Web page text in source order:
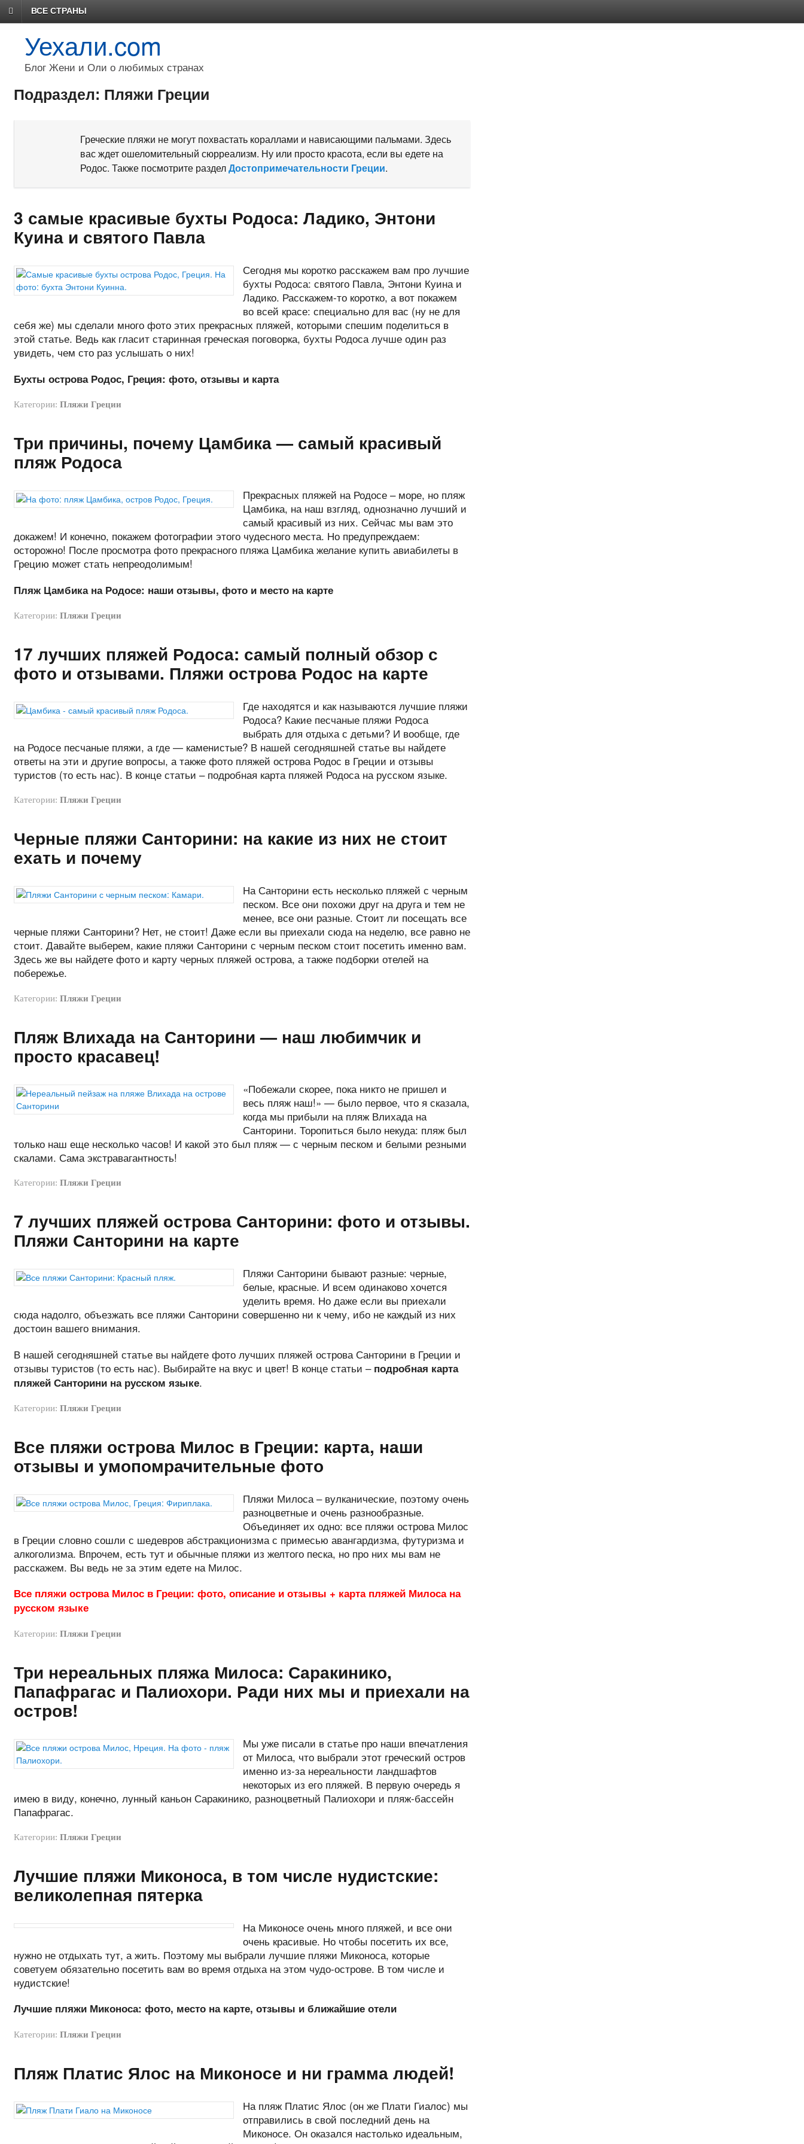
ВСЕ СТРАНЫ
Уехали.com
Блог Жени и Оли о любимых странах
Подраздел: Пляжи Греции
Греческие пляжи не могут похвастать кораллами и нависающими пальмами. Здесь
вас ждет ошеломительный сюрреализм. Ну или просто красота, если вы едете на
Родос. Также посмотрите разделДостопримечательности Греции.
3 самые красивые бухты Родоса: Ладико, Энтони
Куина и святого Павла
Сегодня мы коротко расскажем вам про лучшие
бухты Родоса: святого Павла, Энтони Куина и
Ладико. Расскажем-то коротко, а вот покажем
во всей красе: специально для вас (ну не для
себя же) мы сделали много фото этих прекрасных пляжей, которыми спешим поделиться в
этой статье. Ведь как гласит старинная греческая поговорка, бухты Родоса лучше один раз
увидеть, чем сто раз услышать о них!
Бухты острова Родос, Греция: фото, отзывы и карта
Категории: Пляжи Греции
Три причины, почему Цамбика — самый красивый
пляж Родоса
Прекрасных пляжей на Родосе – море, но пляж
Цамбика, на наш взгляд, однозначно лучший и
самый красивый из них. Сейчас мы вам это
докажем! И конечно, покажем фотографии этого чудесного места. Но предупреждаем:
осторожно! После просмотра фото прекрасного пляжа Цамбика желание купить авиабилеты в
Грецию может стать непреодолимым!
Пляж Цамбика на Родосе: наши отзывы, фото и место на карте
Категории: Пляжи Греции
17 лучших пляжей Родоса: самый полный обзор с
фото и отзывами. Пляжи острова Родос на карте
Где находятся и как называются лучшие пляжи
Родоса? Какие песчаные пляжи Родоса
выбрать для отдыха с детьми? И вообще, где
на Родосе песчаные пляжи, а где — каменистые? В нашей сегодняшней статье вы найдете
ответы на эти и другие вопросы, а также фото пляжей острова Родос в Греции и отзывы
туристов (то есть нас). В конце статьи – подробная карта пляжей Родоса на русском языке.
Категории: Пляжи Греции
Черные пляжи Санторини: на какие из них не стоит
ехать и почему
На Санторини есть несколько пляжей с черным
песком. Все они похожи друг на друга и тем не
менее, все они разные. Стоит ли посещать все
черные пляжи Санторини? Нет, не стоит! Даже если вы приехали сюда на неделю, все равно не
стоит. Давайте выберем, какие пляжи Санторини с черным песком стоит посетить именно вам.
Здесь же вы найдете фото и карту черных пляжей острова, а также подборки отелей на
побережье.
Категории: Пляжи Греции
Пляж Влихада на Санторини — наш любимчик и
просто красавец!
«Побежали скорее, пока никто не пришел и
весь пляж наш!» — было первое, что я сказала,
когда мы прибыли на пляж Влихада на
Санторини. Торопиться было некуда: пляж был
только наш еще несколько часов! И какой это был пляж — с черным песком и белыми резными
скалами. Сама экстравагантность!
Категории: Пляжи Греции
7 лучших пляжей острова Санторини: фото и отзывы.
Пляжи Санторини на карте
Пляжи Санторини бывают разные: черные,
белые, красные. И всем одинаково хочется
уделить время. Но даже если вы приехали
сюда надолго, объезжать все пляжи Санторини совершенно ни к чему, ибо не каждый из них
достоин вашего внимания.
В нашей сегодняшней статье вы найдете фото лучших пляжей острова Санторини в Греции и
отзывы туристов (то есть нас). Выбирайте на вкус и цвет! В конце статьи – подробная карта
пляжей Санторини на русском языке.
Категории: Пляжи Греции
Все пляжи острова Милос в Греции: карта, наши
отзывы и умопомрачительные фото
Пляжи Милоса – вулканические, поэтому очень
разноцветные и очень разнообразные.
Объединяет их одно: все пляжи острова Милос
в Греции словно сошли с шедевров абстракционизма с примесью авангардизма, футуризма и
алкоголизма. Впрочем, есть тут и обычные пляжи из желтого песка, но про них мы вам не
расскажем. Вы ведь не за этим едете на Милос.
Все пляжи острова Милос в Греции: фото, описание и отзывы + карта пляжей Милоса на
русском языке
Категории: Пляжи Греции
Три нереальных пляжа Милоса: Саракинико,
Папафрагас и Палиохори. Ради них мы и приехали на
остров!
Мы уже писали в статье про наши впечатления
от Милоса, что выбрали этот греческий остров
именно из-за нереальности ландшафтов
некоторых из его пляжей. В первую очередь я
имею в виду, конечно, лунный каньон Саракинико, разноцветный Палиохори и пляж-бассейн
Папафрагас.
Категории: Пляжи Греции
Лучшие пляжи Миконоса, в том числе нудистские:
великолепная пятерка
На Миконосе очень много пляжей, и все они
очень красивые. Но чтобы посетить их все,
нужно не отдыхать тут, а жить. Поэтому мы выбрали лучшие пляжи Миконоса, которые
советуем обязательно посетить вам во время отдыха на этом чудо-острове. В том числе и
нудистские!
Лучшие пляжи Миконоса: фото, место на карте, отзывы и ближайшие отели
Категории: Пляжи Греции
Пляж Платис Ялос на Миконосе и ни грамма людей!
На пляж Платис Ялос (он же Плати Гиалос) мы
отправились в свой последний день на
Миконосе. Он оказался настолько идеальным,